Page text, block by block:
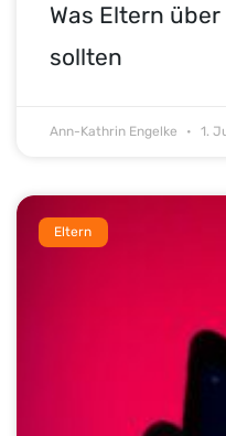
Was Eltern
sollten
Ann-Kathrin Engelke 1.
Eltern